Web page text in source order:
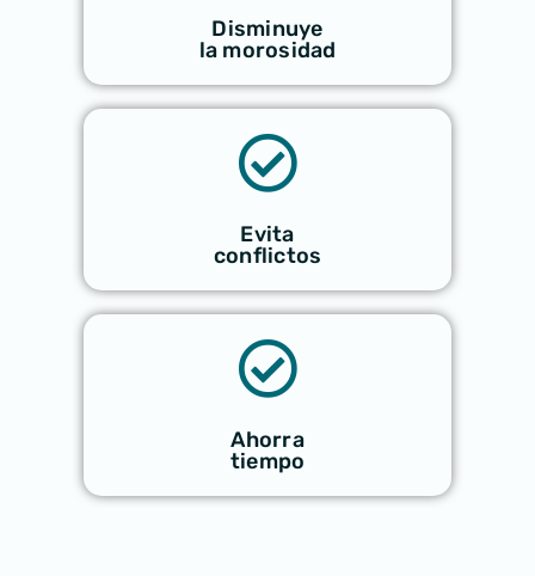
Disminuye
la morosidad
Evita
conflictos
Ahorra
tiempo